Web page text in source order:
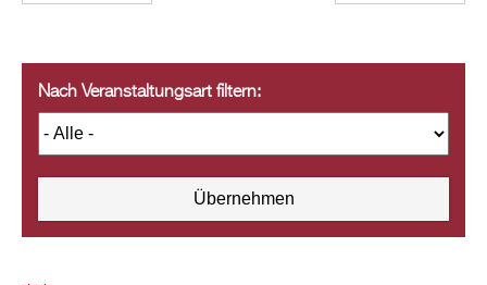
Nach Veranstaltungsart filtern: